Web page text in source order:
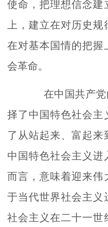
使命，把理想信念建
上，建立在对历史规
在对基本国情的把握
会革命。
在中国共产党
择了中国特色社会主
了从站起来、富起来
中国特色社会主义进
而言，意味着迎来伟
于当代世界社会主义
社会主义在二十一世